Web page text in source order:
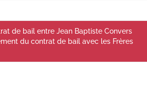
de bail entre Jean Baptiste Convers
du contrat de bail avec les Frères